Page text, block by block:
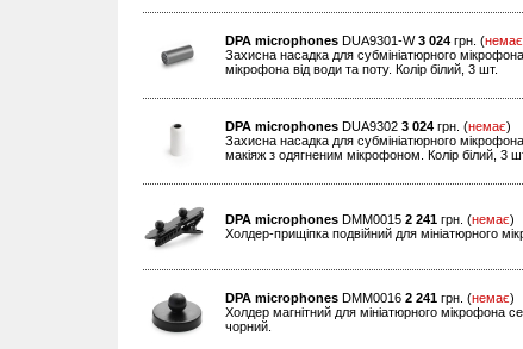
DPA microphones DUA9301-W3 024 грн. (немає
Захисна насадка для субмініатюрного
мікрофона від води та поту. Колір білий, 3 шт.
DPA microphones DUA9302 3 024 грн. (немає)
Захисна насадка для субмініатюрного
макіяж з одягненим мікрофоном. Колір білий, 3
DPA microphones DMM0015 2 241 грн. (немає)
Холдер-прищіпка подвійний для мініатюрного
DPA microphones DMM0016 2 241 грн. (немає)
Холдер магнітний для мініатюрного мікрофона
чорний.